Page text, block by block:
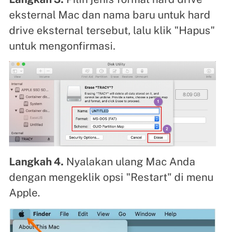
eksternal Mac dan nama baru untuk hard
drive eksternal tersebut, lalu klik "Hapus"
untuk mengonfirmasi.
Langkah 4. Nyalakan ulang Mac Anda
dengan mengeklik opsi "Restart" di menu
Apple.